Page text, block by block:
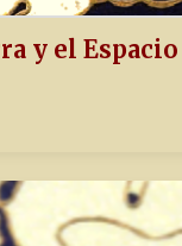
y el Espacio